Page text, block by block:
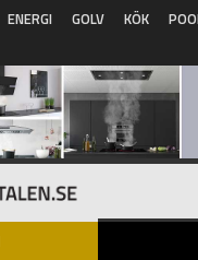
ENERGI GOLV KÖK